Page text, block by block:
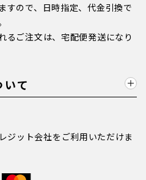
すので、日時指定、代金引換で
ご注文は、宅配便発送になり
て
ジット会社をご利用いただけま